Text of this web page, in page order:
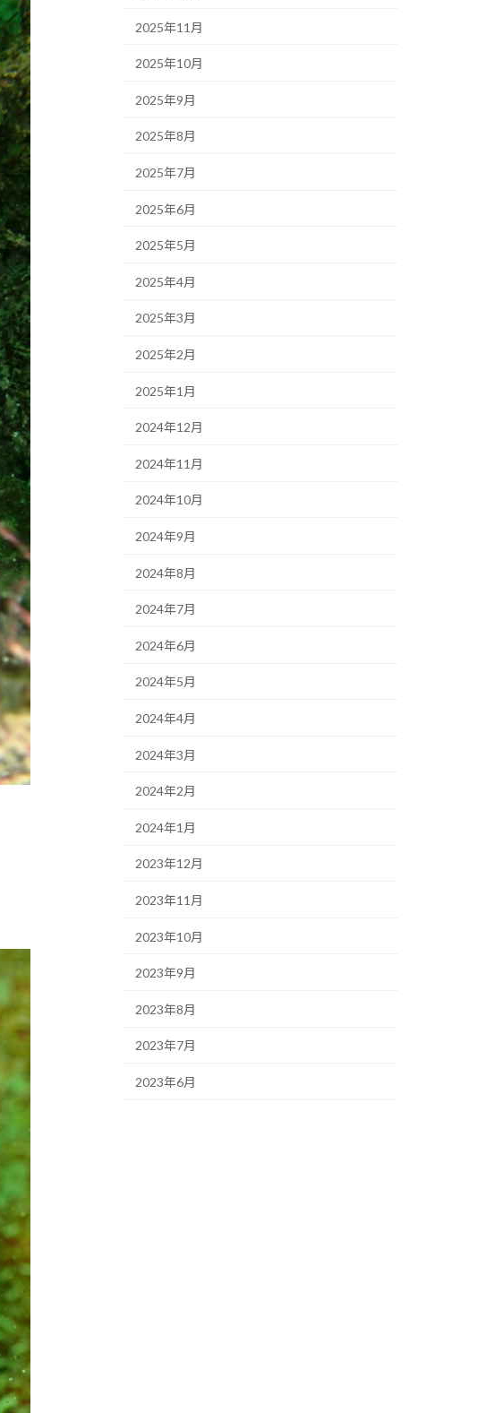
2025年11月
2025年10月
2025年9月
2025年8月
2025年7月
2025年6月
2025年5月
2025年4月
2025年3月
2025年2月
2025年1月
2024年12月
2024年11月
2024年10月
2024年9月
2024年8月
2024年7月
2024年6月
2024年5月
2024年4月
2024年3月
2024年2月
2024年1月
2023年12月
2023年11月
2023年10月
2023年9月
2023年8月
2023年7月
2023年6月